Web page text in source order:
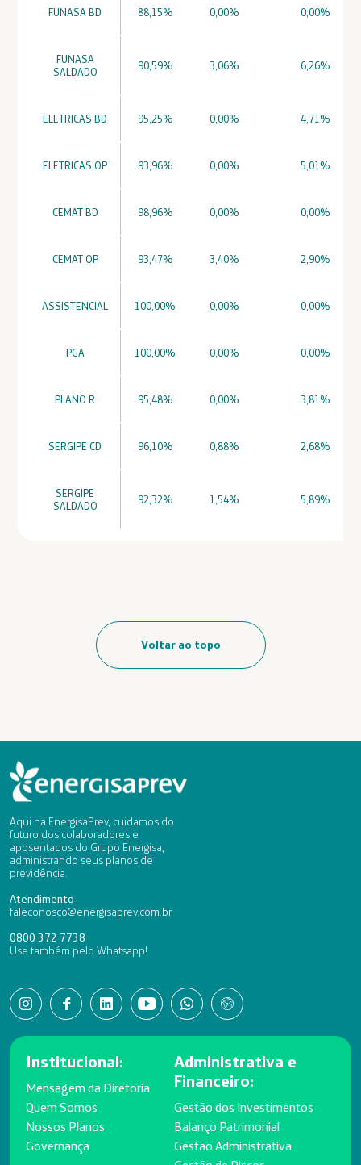
FUNASA BD 88,15% 0,00% 0,00%
FUNASA
SALDADO
90,59% 3,06% 6,26%
ELETRICAS BD 95,25% 0,00% 4,71%
ELETRICAS OP 93,96% 0,00% 5,01%
CEMAT BD 98,96% 0,00% 0,00%
CEMAT OP 93,47% 3,40% 2,90%
ASSISTENCIAL 100,00% 0,00% 0,00%
PGA 100,00% 0,00% 0,00%
PLANO R 95,48% 0,00% 3,81%
SERGIPE CD 96,10% 0,88% 2,68%
SERGIPE
SALDADO
92,32% 1,54% 5,89%
Voltar ao topo
Aqui na EnergisaPrev, cuidamos do
futuro dos colaboradores e
aposentados do Grupo Energisa,
administrando seus planos de
previdência.
Atendimento
faleconosco@energisaprev.com.br
0800 372 7738
Use também pelo Whatsapp!
Institucional:
Mensagem da Diretoria
Quem Somos
Nossos Planos
Governança
Administrativa e
Financeiro:
Gestão dos Investimentos
Balanço Patrimonial
Gestão Administrativa